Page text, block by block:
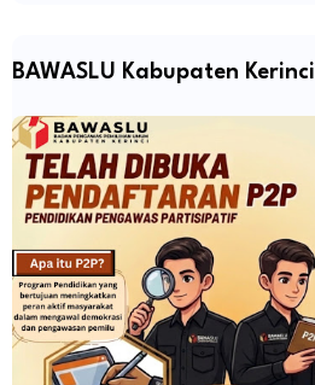
BAWASLU Kabupaten Kerinci